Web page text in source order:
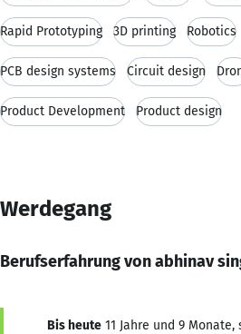
Rapid Prototyping 3D printing Robotics
PCB design systems Circuit design
Product Development Product design
Werdegang
Berufserfahrung von abhinav
Bis heute 11 Jahre und 9 Monate,